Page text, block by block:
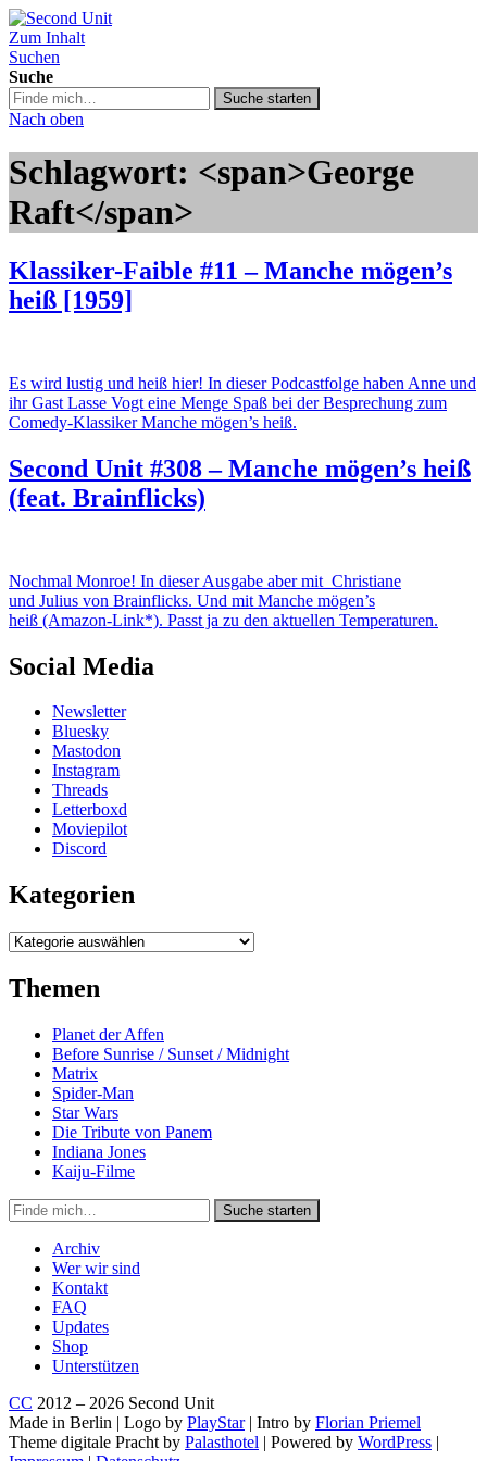
Second Unit
Zum Inhalt
Suchen
Suche
Suche
in
podcast.de/
Suche starten
Nach oben
Schlagwort: <span>George
Raft</span>
Klassiker-Faible #11 – Manche mögen’s
heiß [1959]
Es wird lustig und heiß hier! In dieser Podcastfolge haben Anne und
ihr Gast Lasse Vogt eine Menge Spaß bei der Besprechung zum
Comedy-Klassiker Manche mögen’s heiß.
Second Unit #308 – Manche mögen’s heiß
(feat. Brainflicks)
Nochmal Monroe! In dieser Ausgabe aber mit Christiane
und Julius von Brainflicks. Und mit Manche mögen’s
heiß (Amazon-Link*). Passt ja zu den aktuellen Temperaturen.
Social Media
Newsletter
Bluesky
Mastodon
Instagram
Threads
Letterboxd
Moviepilot
Discord
Kategorien
Kategorien
Themen
Planet der Affen
Before Sunrise / Sunset / Midnight
Matrix
Spider-Man
Star Wars
Die Tribute von Panem
Indiana Jones
Kaiju-Filme
Suche
in
https://secondunit-
podcast.de/
Suche starten
Archiv
Wer wir sind
Kontakt
FAQ
Updates
Shop
Unterstützen
CC 2012 – 2026 Second Unit
Made in Berlin | Logo by PlayStar| Intro by Florian Priemel
Theme digitale Pracht by Palasthotel | Powered by WordPress |